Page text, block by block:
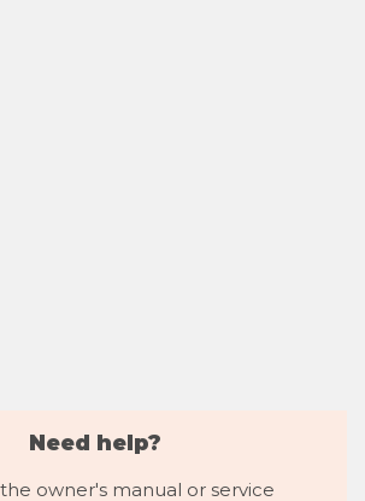
Need help?
owner's manual or service